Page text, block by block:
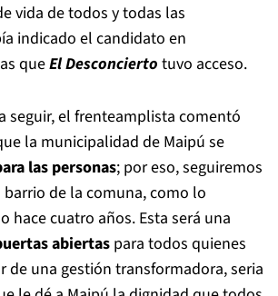
vida de todos y todas las
indicado el candidato en
queEl Desconcierto tuvo acceso.
seguir, el frenteamplista comentó
la municipalidad de Maipú se
las personas; por eso, seguiremos
de la comuna, como lo
hace cuatro años. Esta será una
abiertas para todos quienes
de una gestión transformadora, seria